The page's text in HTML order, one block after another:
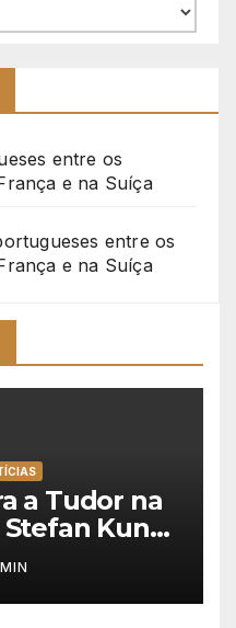
entre os
e na Suíça
entre os
e na Suíça
a Tudor na
Stefan Kung
e Marco
a seu